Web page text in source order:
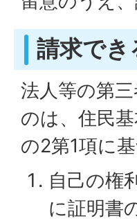
請求でき
法人等の第
のは、住民
の2第1項に
自己の権
に証明書